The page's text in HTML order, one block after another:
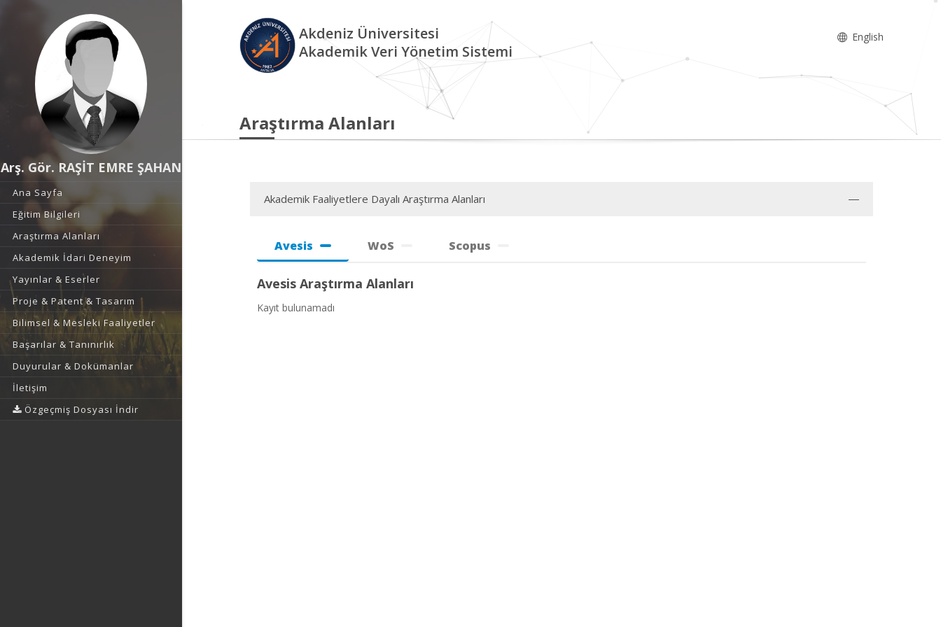
Arş. Gör. RAŞİT EMRE ŞAHAN
Ana Sayfa
Eğitim Bilgileri
Araştırma Alanları
Akademik İdari Deneyim
Yayınlar & Eserler
Proje & Patent & Tasarım
Bilimsel & Mesleki Faaliyetler
Başarılar & Tanınırlık
Duyurular & Dokümanlar
İletişim
Özgeçmiş Dosyası İndir
Akdeniz Üniversitesi
Akademik Veri Yönetim Sistemi
English
Araştırma Alanları
Akademik Faaliyetlere Dayalı Araştırma Alanları
Avesis WoS Scopus
Avesis Araştırma Alanları
Kayıt bulunamadı